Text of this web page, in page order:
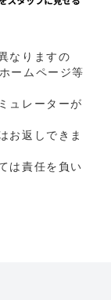
なりますの
ームページ等
ュレーターが
お返しできま
は責任を負い